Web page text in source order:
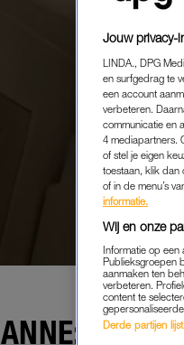
ANNE:
Jouw privacy-
LINDA., DPG
en surfgedrag te
een account
verbeteren.
communicatie en
4 mediapartners.
of stel je eigen
toestaan, klik dan
of in de menu’s
informatie.
Wij en onze
Informatie op een
Publieksgroepen
aanmaken ten
verbeteren.
content te
Derde partijen lijst